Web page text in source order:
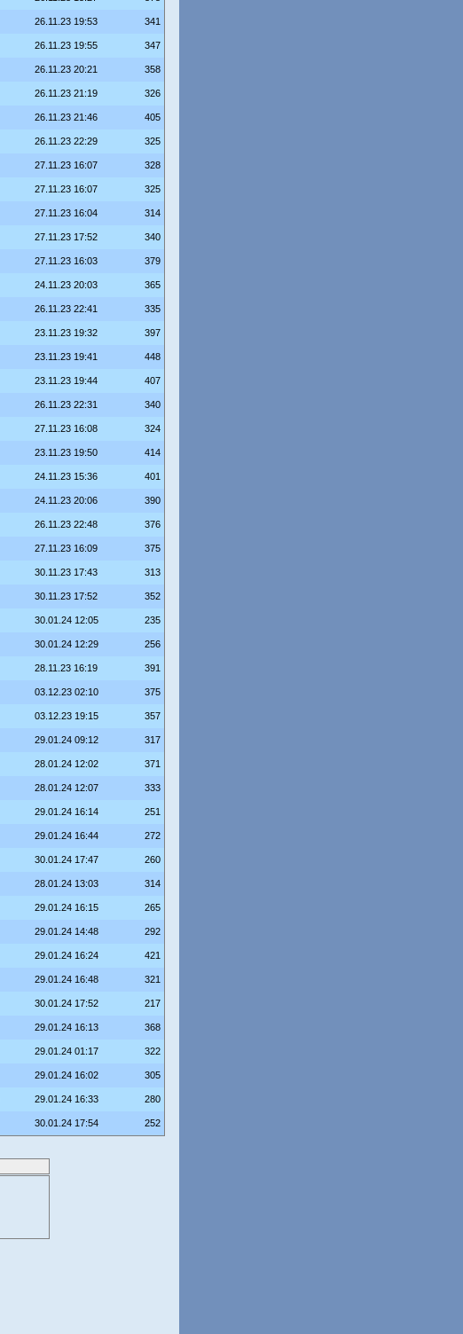
26.11.23 19:53 341
26.11.23 19:55 347
26.11.23 20:21 358
26.11.23 21:19 326
26.11.23 21:46 405
26.11.23 22:29 325
27.11.23 16:07 328
27.11.23 16:07 325
27.11.23 16:04 314
27.11.23 17:52 340
27.11.23 16:03 379
24.11.23 20:03 365
26.11.23 22:41 335
23.11.23 19:32 397
23.11.23 19:41 448
23.11.23 19:44 407
26.11.23 22:31 340
27.11.23 16:08 324
23.11.23 19:50 414
24.11.23 15:36 401
24.11.23 20:06 390
26.11.23 22:48 376
27.11.23 16:09 375
30.11.23 17:43 313
30.11.23 17:52 352
30.01.24 12:05 235
30.01.24 12:29 256
28.11.23 16:19 391
03.12.23 02:10 375
03.12.23 19:15 357
29.01.24 09:12 317
28.01.24 12:02 371
28.01.24 12:07 333
29.01.24 16:14 251
29.01.24 16:44 272
30.01.24 17:47 260
28.01.24 13:03 314
29.01.24 16:15 265
29.01.24 14:48 292
29.01.24 16:24 421
29.01.24 16:48 321
30.01.24 17:52 217
29.01.24 16:13 368
29.01.24 01:17 322
29.01.24 16:02 305
29.01.24 16:33 280
30.01.24 17:54 252